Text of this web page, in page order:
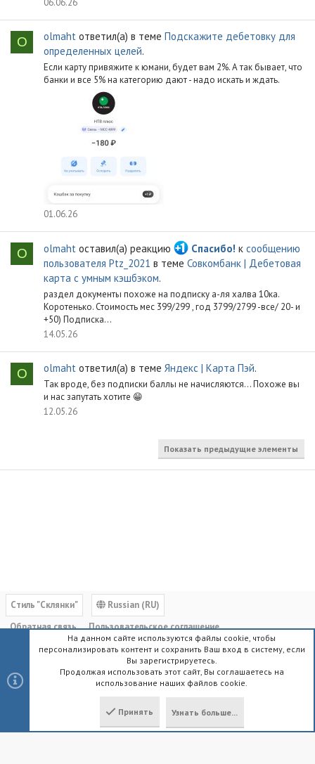
06.06.26
O olmaht ответил(а) в теме Подскажите дебетовку для
определенных целей.
Если карту привяжите к юмани, будет вам 2%. А так бывает, что
банки и все 5% на категорию дают - надо искать и ждать.
01.06.26
O olmaht оставил(а) реакцию Спасибо! к сообщению
пользователя Ptz_2021 в теме Совкомбанк | Дебетовая
карта с умным кэшбэком.
раздел документы похоже на подписку а-ля халва 10ка.
Коротенько. Стоимость мес 399/299 , год 3799/2799 -все/ 20- и
+50) Подписка...
14.05.26
O olmaht ответил(а) в теме Яндекс | Карта Пэй.
Так вроде, без подписки баллы не начисляются... Похоже вы
и нас запутать хотите 😁
12.05.26
Показать предыдущие элементы
Cтиль "Склянки"
Russian (RU)
Обратная связь
Пользовательское соглашение
Политика конфиденциальности
Помощь Главная
R
S
Community platform by XenForo® © 2010-2023 XenForo Ltd.
XenForo.Info
На данном сайте используются файлы cookie, чтобы
персонализировать контент и сохранить Ваш вход в систему, если
Вы зарегистрируетесь.
Продолжая использовать этот сайт, Вы соглашаетесь на
использование наших файлов cookie.
Принять Узнать больше...